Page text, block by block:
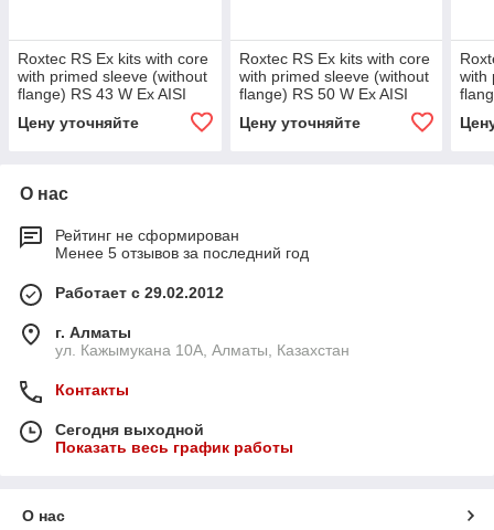
Roxtec RS Ex kits with core
with primed sleeve (without
flange) RS 43 W Ex AISI
Цену уточняйте
Roxtec RS Ex kits with core
with primed sleeve (without
flange) RS 50 W Ex AISI
Цену уточняйте
with
О нас
Рейтинг не сформирован
Менее 5 отзывов за последний год
Работает с 29.02.2012
г. Алматы
ул. Кажымукана 10А, Алматы, Казахстан
Контакты
Сегодня выходной
Показать весь график работы
О нас